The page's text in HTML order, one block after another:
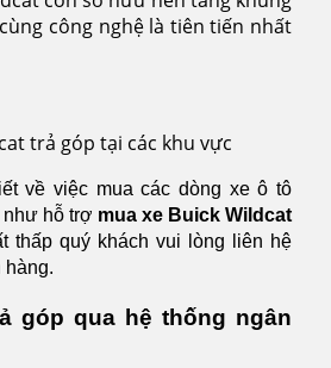
công nghệ là tiên tiến nhất
trả góp tại các khu vực
về việc mua các dòng xe ô tô
như hỗ trợ mua xe Buick Wildcat
thấp quý khách vui lòng liên hệ
hàng.
góp qua hệ thống ngân